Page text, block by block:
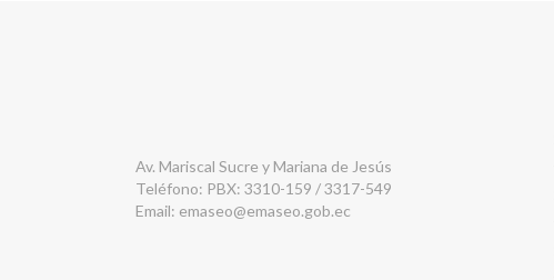
Av. Mariscal Sucre y Mariana de Jesús
Teléfono: PBX: 3310-159 / 3317-549
Email: emaseo@emaseo.gob.ec